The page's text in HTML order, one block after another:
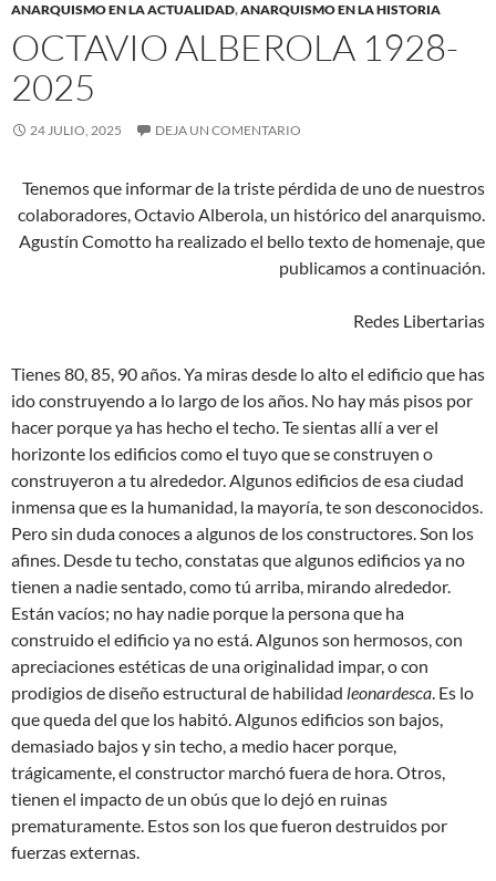
ANARQUISMO EN LA ACTUALIDAD,ANARQUISMO EN LA HISTORIA
OCTAVIO ALBEROLA 1928-
2025
24 JULIO, 2025 DEJA UN COMENTARIO
Tenemos que informar de la triste pérdida de uno de nuestros
colaboradores, Octavio Alberola, un histórico del anarquismo.
Agustín Comotto ha realizado el bello texto de homenaje, que
publicamos a continuación.
Redes Libertarias
Tienes 80, 85, 90 años. Ya miras desde lo alto el edificio que has
ido construyendo a lo largo de los años. No hay más pisos por
hacer porque ya has hecho el techo. Te sientas allí a ver el
horizonte los edificios como el tuyo que se construyen o
construyeron a tu alrededor. Algunos edificios de esa ciudad
inmensa que es la humanidad, la mayoría, te son desconocidos.
Pero sin duda conoces a algunos de los constructores. Son los
afines. Desde tu techo, constatas que algunos edificios ya no
tienen a nadie sentado, como tú arriba, mirando alrededor.
Están vacíos; no hay nadie porque la persona que ha
construido el edificio ya no está. Algunos son hermosos, con
apreciaciones estéticas de una originalidad impar, o con
prodigios de diseño estructural de habilidad leonardesca. Es lo
que queda del que los habitó. Algunos edificios son bajos,
demasiado bajos y sin techo, a medio hacer porque,
trágicamente, el constructor marchó fuera de hora. Otros,
tienen el impacto de un obús que lo dejó en ruinas
prematuramente. Estos son los que fueron destruidos por
fuerzas externas.